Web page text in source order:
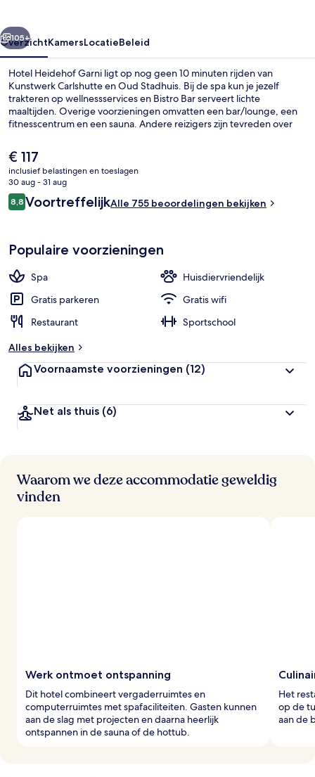
Volgende
105+
OverzichtKamersLocatieBeleid
Hotel Heidehof Garni ligt op nog geen 10 minuten rijden van
Kunstwerk Carlshutte en Oud Stadhuis. Bij de spa kun je jezelf
trakteren op wellnessservices en Bistro Bar serveert lichte
maaltijden. Overige voorzieningen omvatten een bar/lounge, een
fitnesscentrum en een sauna. Andere reizigers zijn tevreden over
De
huidige
prijs
is
€ 117
€ 117
inclusief belastingen en toeslagen
30 aug - 31 aug
Beoordelingen
8,88,8 op 10 –
VoortreffelijkAlle 755 beoordelingen bekijken
Populaire voorzieningen
Spa
Huisdiervriendelijk
Gratis parkeren
Gratis wifi
Restaurant
Sportschool
Alles bekijken
Voornaamste voorzieningen (12)
Net als thuis (6)
Waarom we deze accommodatie geweldig
vinden
Werk ontmoet ontspanning
Dit hotel combineert vergaderruimtes en
computerruimtes met spafaciliteiten. Gasten kunnen
aan de slag met projecten en daarna heerlijk
ontspannen in de sauna of de hottub.
Het
op de
aan de